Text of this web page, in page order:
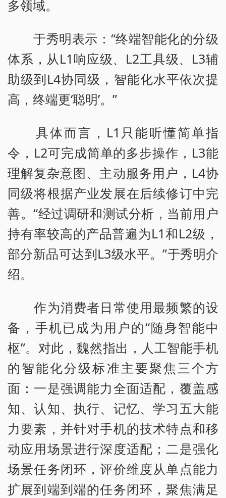
多领域。
于秀明表示：“终端智能化的分级
体系，从L1响应级、L2工具级、L3辅
助级到L4协同级，智能化水平依次提
高，终端更‘聪明’。”
具体而言，L1只能听懂简单指
令，L2可完成简单的多步操作，L3能
理解复杂意图、主动服务用户，L4协
同级将根据产业发展在后续修订中完
善。“经过调研和测试分析，当前用户
持有率较高的产品普遍为L1和L2级，
部分新品可达到L3级水平。”于秀明介
绍。
作为消费者日常使用最频繁的设
备，手机已成为用户的“随身智能中
枢”。对此，魏然指出，人工智能手机
的智能化分级标准主要聚焦三个方
面：一是强调能力全面适配，覆盖感
知、认知、执行、记忆、学习五大能
力要素，并针对手机的技术特点和移
动应用场景进行深度适配；二是强化
场景任务闭环，评价维度从单点能力
扩展到端到端的任务闭环，聚焦满足